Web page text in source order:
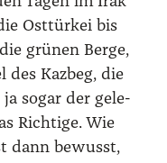
Ost­tür­kei bis
grü­nen Ber­ge,
Kaz­beg, die
sogar der gele­
Rich­ti­ge. Wie
dann bewusst,